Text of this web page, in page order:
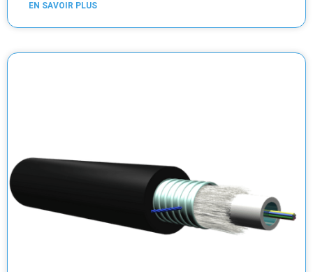
EN SAVOIR PLUS